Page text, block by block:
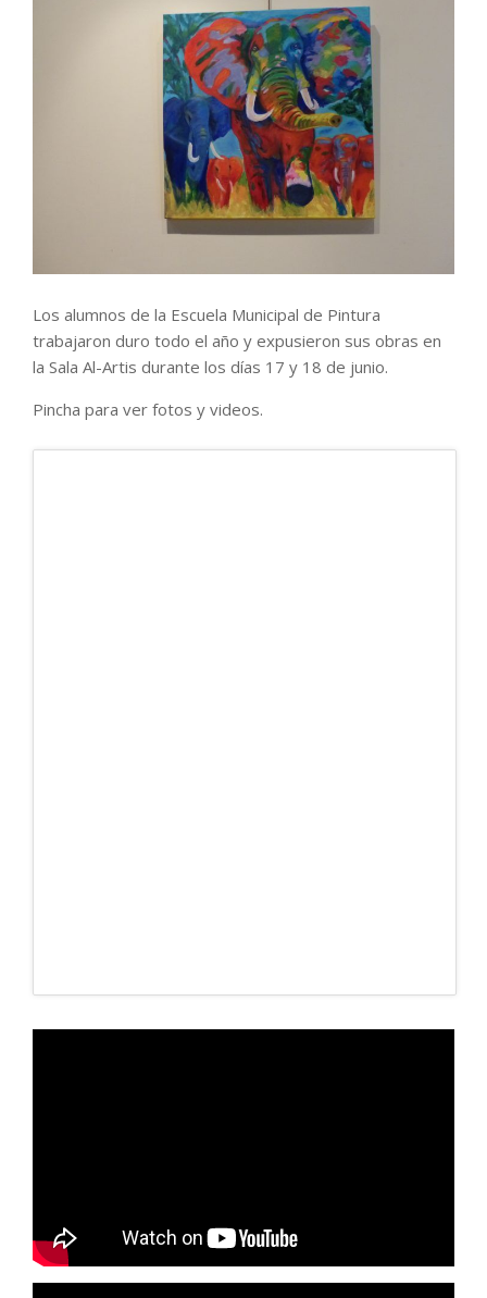
Los alumnos de la Escuela Municipal de Pintura
trabajaron duro todo el año y expusieron sus obras en
la Sala Al-Artis durante los días 17 y 18 de junio.
Pincha para ver fotos y videos.